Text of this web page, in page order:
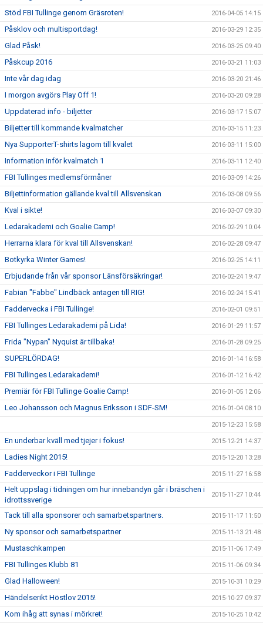
Stöd FBI Tullinge genom Gräsroten! 2016-04-05 14:15
Påsklov och multisportdag! 2016-03-29 12:35
Glad Påsk! 2016-03-25 09:40
Påskcup 2016 2016-03-21 11:03
Inte vår dag idag 2016-03-20 21:46
I morgon avgörs Play Off 1! 2016-03-20 09:28
Uppdaterad info - biljetter 2016-03-17 15:07
Biljetter till kommande kvalmatcher 2016-03-15 11:23
Nya SupporterT-shirts lagom till kvalet 2016-03-11 15:00
Information inför kvalmatch 1 2016-03-11 12:40
FBI Tullinges medlemsförmåner 2016-03-09 14:26
Biljettinformation gällande kval till Allsvenskan 2016-03-08 09:56
Kval i sikte! 2016-03-07 09:30
Ledarakademi och Goalie Camp! 2016-02-29 10:04
Herrarna klara för kval till Allsvenskan! 2016-02-28 09:47
Botkyrka Winter Games! 2016-02-25 14:11
Erbjudande från vår sponsor Länsförsäkringar! 2016-02-24 19:47
Fabian "Fabbe" Lindbäck antagen till RIG! 2016-02-24 15:41
Faddervecka i FBI Tullinge! 2016-02-01 09:51
FBI Tullinges Ledarakademi på Lida! 2016-01-29 11:57
Frida "Nypan" Nyquist är tillbaka! 2016-01-28 09:25
SUPERLÖRDAG! 2016-01-14 16:58
FBI Tullinges Ledarakademi! 2016-01-12 16:42
Premiär för FBI Tullinge Goalie Camp! 2016-01-05 12:06
Leo Johansson och Magnus Eriksson i SDF-SM! 2016-01-04 08:10
2015-12-23 15:58
En underbar kväll med tjejer i fokus! 2015-12-21 14:37
Ladies Night 2015! 2015-12-20 13:28
Fadderveckor i FBI Tullinge 2015-11-27 16:58
Helt uppslag i tidningen om hur innebandyn går i bräschen i
idrottssverige
2015-11-27 10:44
Tack till alla sponsorer och samarbetspartners. 2015-11-17 11:50
Ny sponsor och samarbetspartner 2015-11-13 21:48
Mustaschkampen 2015-11-06 17:49
FBI Tullinges Klubb 81 2015-11-06 09:34
Glad Halloween! 2015-10-31 10:29
Händelserikt Höstlov 2015! 2015-10-27 09:37
Kom ihåg att synas i mörkret! 2015-10-25 10:42